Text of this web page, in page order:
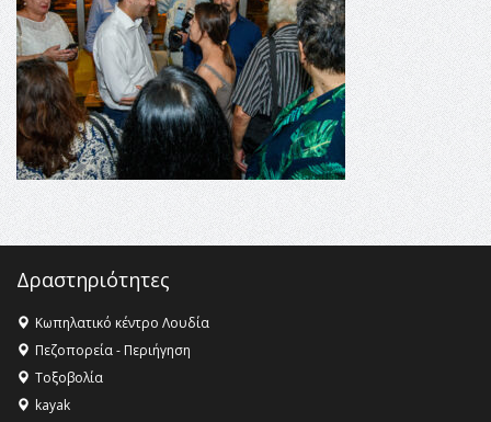
16:35 -Το πρόγραμμα του ΠΑΟΚ στον δεύτερο γύρο του
Champions League!
16:27 - Όλυμπος: Εντάχθηκε στον Κατάλογο Παγκόσμιας
Κληρονομιάς της UNESCO – Ομόφωνη η απόφαση Ο
Όλυμπος αναγνωρίστηκε ως φυσικό και πολιτιστικό
αγαθό εξέχουσας οικουμενικής αξίας για την
ανθρωπότητα
16:18 -
ΕΝΟΡΙΑΚΕΣ ΚΑΛΟΚΑΙΡΙΝΕΣ ΔΡΑΣΕΙΣ ΓΙΑ ΠΑΙΔΙΑ
ΣΤΗΝ ΕΔΕΣΣΑ
Δραστηριότητες
Κωπηλατικό κέντρο Λουδία
Πεζοπορεία - Περιήγηση
Τοξοβολία
kayak